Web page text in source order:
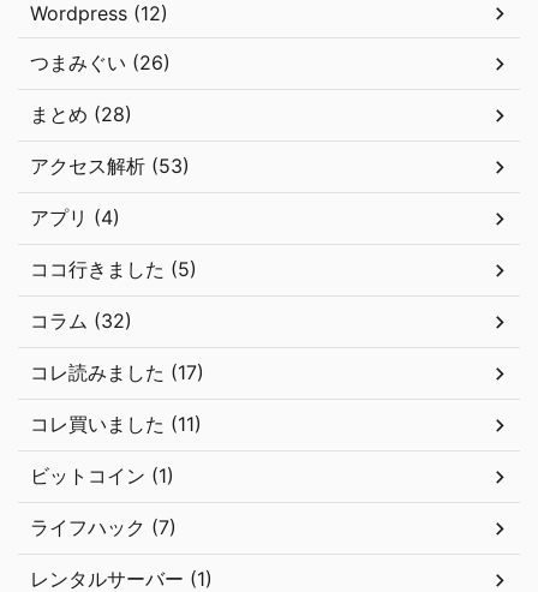
Wordpress (12)
つまみぐい (26)
まとめ (28)
アクセス解析 (53)
アプリ (4)
ココ行きました (5)
コラム (32)
コレ読みました (17)
コレ買いました (11)
ビットコイン (1)
ライフハック (7)
レンタルサーバー (1)